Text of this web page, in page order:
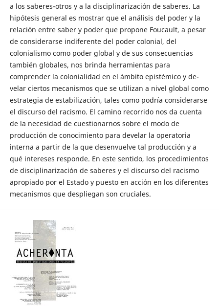
a los saberes-otros y a la disciplinarización de saberes. La
hipótesis general es mostrar que el análisis del poder y la
relación entre saber y poder que propone Foucault, a pesar
de considerarse indiferente del poder colonial, del
colonialismo como poder global y de sus consecuencias
también globales, nos brinda herramientas para
comprender la colonialidad en el ámbito epistémico y de-
velar ciertos mecanismos que se utilizan a nivel global como
estrategia de estabilización, tales como podría considerarse
el discurso del racismo. El camino recorrido nos da cuenta
de la necesidad de cuestionarnos sobre el modo de
producción de conocimiento para develar la operatoria
interna a partir de la que desenvuelve tal producción y a
qué intereses responde. En este sentido, los procedimientos
de disciplinarización de saberes y el discurso del racismo
apropiado por el Estado y puesto en acción en los diferentes
mecanismos que despliegan son cruciales.